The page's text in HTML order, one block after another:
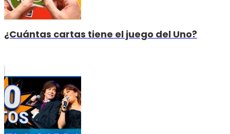
¿Cuántas cartas tiene el juego del Uno?